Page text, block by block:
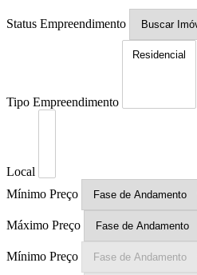
Status Empreendimento
Tipo Empreendimento
Local
Mínimo Preço
Máximo Preço
Mínimo Preço